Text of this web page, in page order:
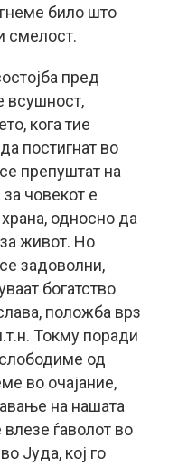
било што
смелост.
пред
всушност,
кога тие
постигнат во
препуштат на
човекот е
односно да
живот. Но
задоволни,
богатство
положба врз
Токму поради
од
во очајание,
на нашата
влезе ѓаволот во
Јуда, кој го